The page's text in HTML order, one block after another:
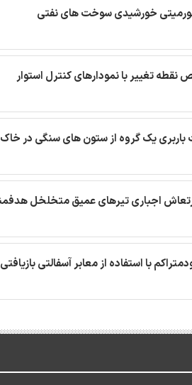
خورشیدی سوخت های نفتی
تغییر با نمودارهای کنترل استوار
باربری یک گروه از ستون های سنگی در
ارتعاش اجباری تیرهای عمیق متخلخل
با استفاده از معابر آسفالتی